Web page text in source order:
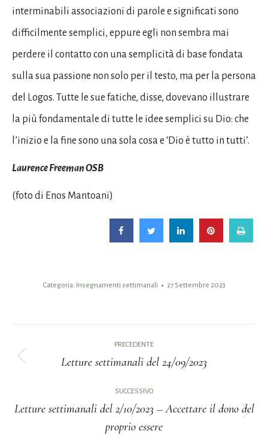
interminabili associazioni di parole e significati sono
difficilmente semplici, eppure egli non sembra mai
perdere il contatto con una semplicità di base fondata
sulla sua passione non solo per il testo, ma per la persona
del Logos. Tutte le sue fatiche, disse, dovevano illustrare
la più fondamentale di tutte le idee semplici su Dio: che
l’inizio e la fine sono una sola cosa e ‘Dio è tutto in tutti’.
Laurence Freeman OSB
(foto di Enos Mantoani)
Categoria: Insegnamenti settimanali 27 Settembre 2023
tra
post
PRECEDENTE
Post
precedente:
Letture settimanali del 24/09/2023
SUCCESSIVO
Letture settimanali del 2/10/2023 – Accettare il dono del
proprio essere